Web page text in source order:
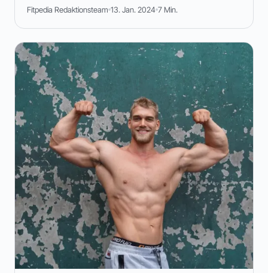
Fitpedia Redaktionsteam 13. Jan. 2024 7 Min.